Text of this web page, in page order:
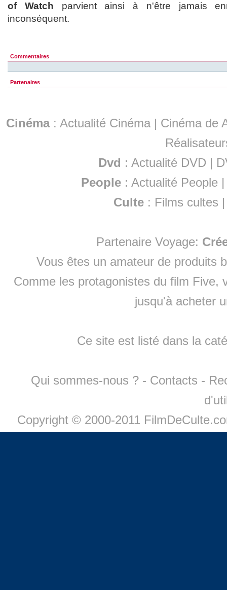
of Watch parvient ainsi à n'être jamais
inconséquent.
Commentaires
Partenaires
Cinéma: Actualité Cinéma | Cinéma de
Dvd : Actualité DVD |
People :Actualité People
Culte : Films cultes
Partenaire Voyage:
Vous êtes un amateur de produits
Comme les protagonistes du film Five,
jusqu'à acheter
Ce site est listé dans la
Qui sommes-nous ? - Contacts -
Copyright © 2000-2011